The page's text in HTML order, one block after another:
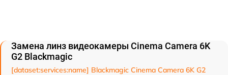
Замена линз видеокамеры Cinema Camera 6K
G2 Blackmagic
[dataset:services:name] Blackmagic Cinema Camera 6K G2